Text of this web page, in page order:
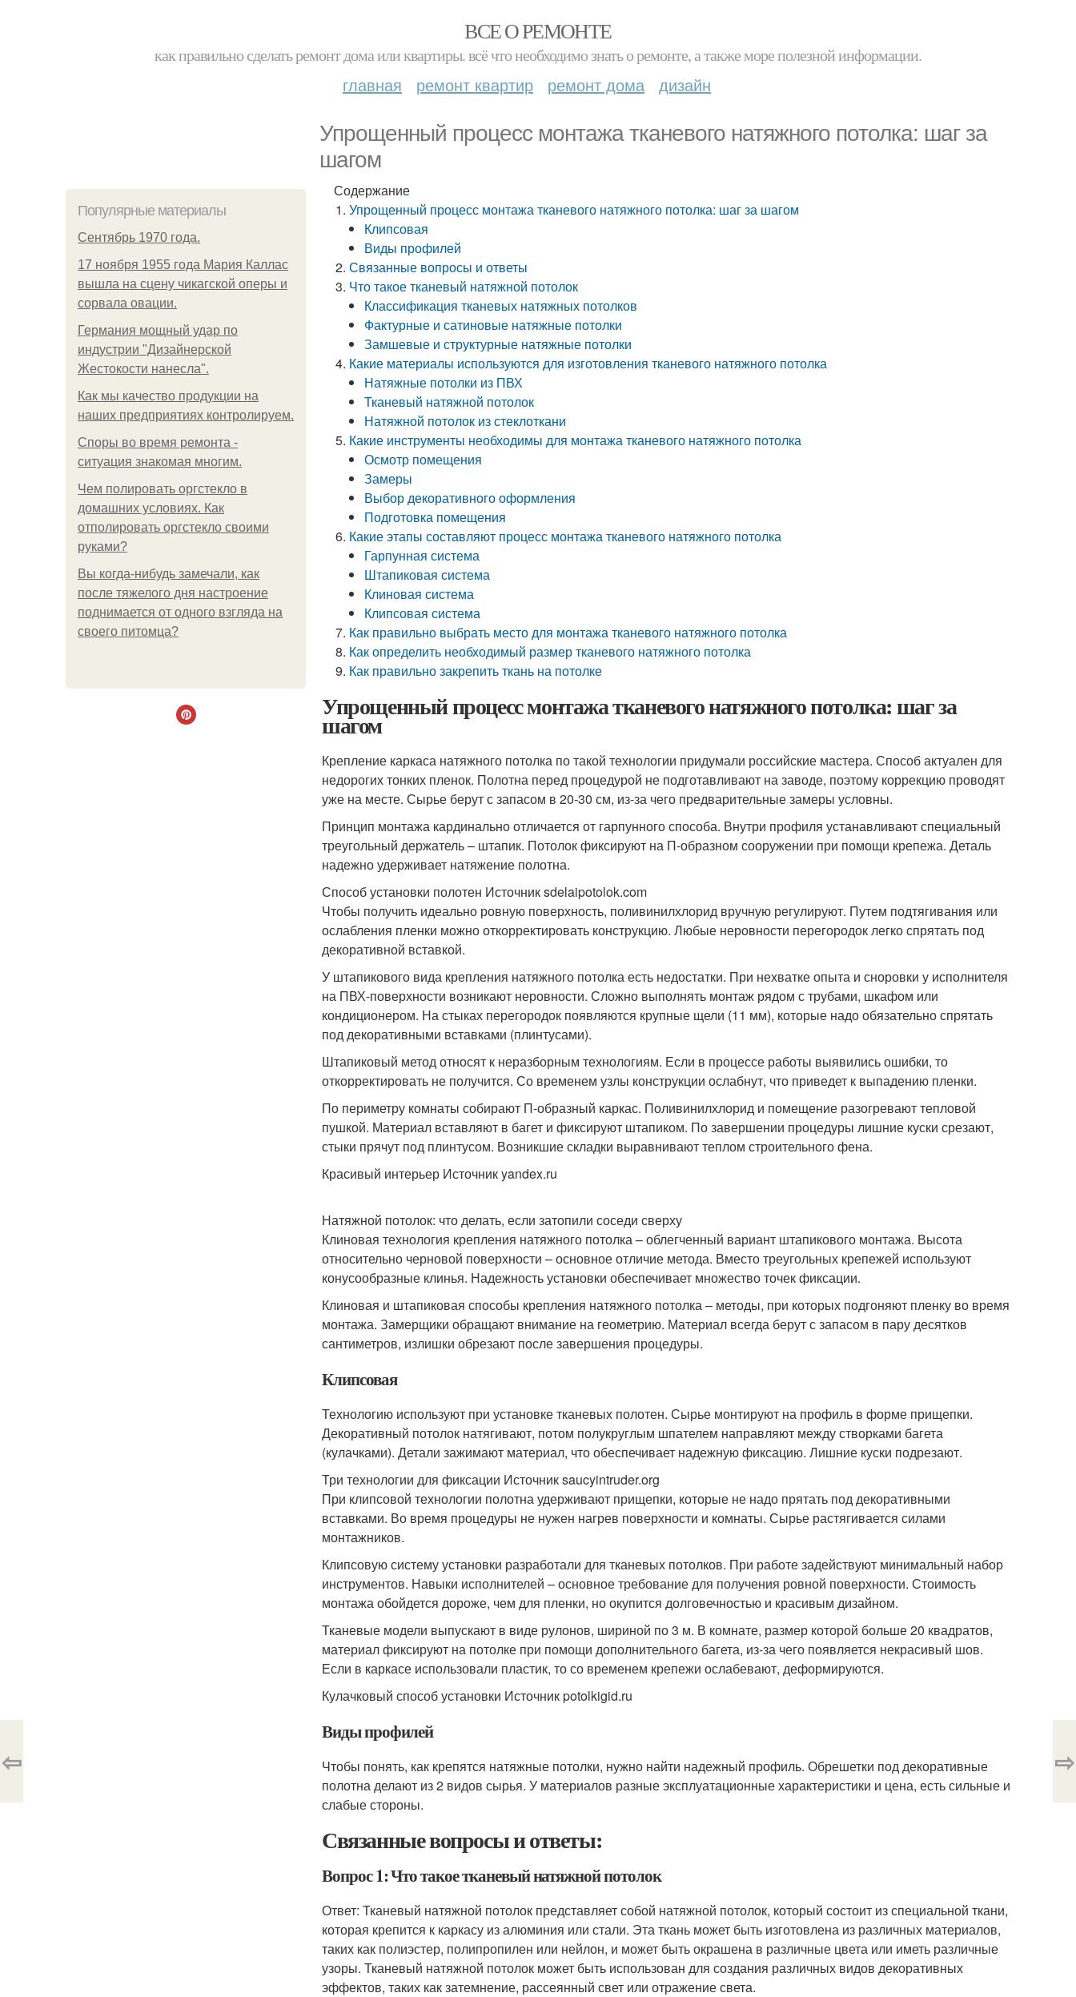
ВСЕ О РЕМОНТЕ
как правильно сделать ремонт дома или квартиры. всё что необходимо знать о ремонте, а также море полезной информации.
главная ремонт квартир ремонт дома дизайн
Упрощенный процесс монтажа тканевого натяжного потолка: шаг за
шагом
Популярные материалы
Сентябрь 1970 года.
17 ноября 1955 года Мария Каллас
вышла на сцену чикагской оперы и
сорвала овации.
Германия мощный удар по
индустрии "Дизайнерской
Жестокости нанесла".
Как мы качество продукции на
наших предприятиях контролируем.
Споры во время ремонта -
ситуация знакомая многим.
Чем полировать оргстекло в
домашних условиях. Как
отполировать оргстекло своими
руками?
Вы когда-нибудь замечали, как
после тяжелого дня настроение
поднимается от одного взгляда на
своего питомца?
Содержание
Упрощенный процесс монтажа тканевого натяжного потолка: шаг за шагом
Клипсовая
Виды профилей
Связанные вопросы и ответы
Что такое тканевый натяжной потолок
Классификация тканевых натяжных потолков
Фактурные и сатиновые натяжные потолки
Замшевые и структурные натяжные потолки
Какие материалы используются для изготовления тканевого натяжного потолка
Натяжные потолки из ПВХ
Тканевый натяжной потолок
Натяжной потолок из стеклоткани
Какие инструменты необходимы для монтажа тканевого натяжного потолка
Осмотр помещения
Замеры
Выбор декоративного оформления
Подготовка помещения
Какие этапы составляют процесс монтажа тканевого натяжного потолка
Гарпунная система
Штапиковая система
Клиновая система
Клипсовая система
Как правильно выбрать место для монтажа тканевого натяжного потолка
Как определить необходимый размер тканевого натяжного потолка
Как правильно закрепить ткань на потолке
Упрощенный процесс монтажа тканевого натяжного потолка: шаг за
шагом
Крепление каркаса натяжного потолка по такой технологии придумали российские мастера. Способ актуален для
недорогих тонких пленок. Полотна перед процедурой не подготавливают на заводе, поэтому коррекцию проводят
уже на месте. Сырье берут с запасом в 20-30 см, из-за чего предварительные замеры условны.
Принцип монтажа кардинально отличается от гарпунного способа. Внутри профиля устанавливают специальный
треугольный держатель – штапик. Потолок фиксируют на П-образном сооружении при помощи крепежа. Деталь
надежно удерживает натяжение полотна.
Способ установки полотен Источник sdelaipotolok.com
Чтобы получить идеально ровную поверхность, поливинилхлорид вручную регулируют. Путем подтягивания или
ослабления пленки можно откорректировать конструкцию. Любые неровности перегородок легко спрятать под
декоративной вставкой.
У штапикового вида крепления натяжного потолка есть недостатки. При нехватке опыта и сноровки у исполнителя
на ПВХ-поверхности возникают неровности. Сложно выполнять монтаж рядом с трубами, шкафом или
кондиционером. На стыках перегородок появляются крупные щели (11 мм), которые надо обязательно спрятать
под декоративными вставками (плинтусами).
Штапиковый метод относят к неразборным технологиям. Если в процессе работы выявились ошибки, то
откорректировать не получится. Со временем узлы конструкции ослабнут, что приведет к выпадению пленки.
По периметру комнаты собирают П-образный каркас. Поливинилхлорид и помещение разогревают тепловой
пушкой. Материал вставляют в багет и фиксируют штапиком. По завершении процедуры лишние куски срезают,
стыки прячут под плинтусом. Возникшие складки выравнивают теплом строительного фена.
Красивый интерьер Источник yandex.ru
Натяжной потолок: что делать, если затопили соседи сверху
Клиновая технология крепления натяжного потолка – облегченный вариант штапикового монтажа. Высота
относительно черновой поверхности – основное отличие метода. Вместо треугольных крепежей используют
конусообразные клинья. Надежность установки обеспечивает множество точек фиксации.
Клиновая и штапиковая способы крепления натяжного потолка – методы, при которых подгоняют пленку во время
монтажа. Замерщики обращают внимание на геометрию. Материал всегда берут с запасом в пару десятков
сантиметров, излишки обрезают после завершения процедуры.
Клипсовая
Технологию используют при установке тканевых полотен. Сырье монтируют на профиль в форме прищепки.
Декоративный потолок натягивают, потом полукруглым шпателем направляют между створками багета
(кулачками). Детали зажимают материал, что обеспечивает надежную фиксацию. Лишние куски подрезают.
Три технологии для фиксации Источник saucyintruder.org
При клипсовой технологии полотна удерживают прищепки, которые не надо прятать под декоративными
вставками. Во время процедуры не нужен нагрев поверхности и комнаты. Сырье растягивается силами
монтажников.
Клипсовую систему установки разработали для тканевых потолков. При работе задействуют минимальный набор
инструментов. Навыки исполнителей – основное требование для получения ровной поверхности. Стоимость
монтажа обойдется дороже, чем для пленки, но окупится долговечностью и красивым дизайном.
Тканевые модели выпускают в виде рулонов, шириной по 3 м. В комнате, размер которой больше 20 квадратов,
материал фиксируют на потолке при помощи дополнительного багета, из-за чего появляется некрасивый шов.
Если в каркасе использовали пластик, то со временем крепежи ослабевают, деформируются.
Кулачковый способ установки Источник potolkigid.ru
Виды профилей
Чтобы понять, как крепятся натяжные потолки, нужно найти надежный профиль. Обрешетки под декоративные
полотна делают из 2 видов сырья. У материалов разные эксплуатационные характеристики и цена, есть сильные и
слабые стороны.
Связанные вопросы и ответы:
Вопрос 1: Что такое тканевый натяжной потолок
Ответ: Тканевый натяжной потолок представляет собой натяжной потолок, который состоит из специальной ткани,
которая крепится к каркасу из алюминия или стали. Эта ткань может быть изготовлена из различных материалов,
таких как полиэстер, полипропилен или нейлон, и может быть окрашена в различные цвета или иметь различные
узоры. Тканевый натяжной потолок может быть использован для создания различных видов декоративных
эффектов, таких как затемнение, рассеянный свет или отражение света.
⇦ ⇨